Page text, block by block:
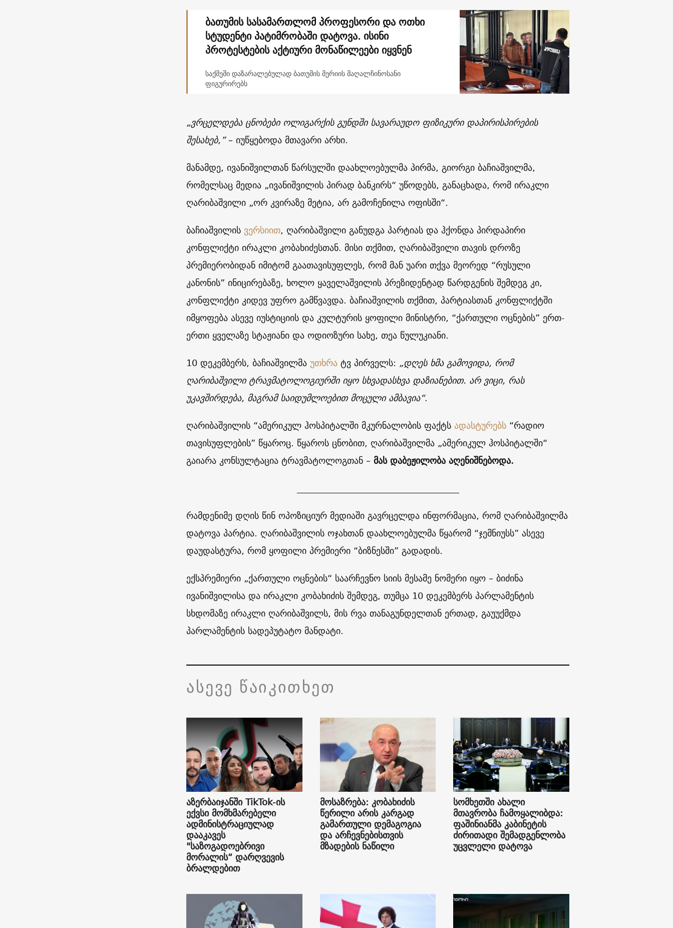
ბათუმის სასამართლომ პროფესორი და ოთხი
სტუდენტი პატიმრობაში დატოვა. ისინი
პროტესტების აქტიური მონაწილეები იყვნენ
საქმეში დაზარალებულად ბათუმის მერიის მაღალჩინოსანი
ფიგურირებს
„ვრცელდება ცნობები ოლიგარქის გუნდში სავარაუდო ფიზიკური დაპირისპირების
შესახებ,”– იუწყებოდა მთავარი არხი.
მანამდე, ივანიშვილთან წარსულში დაახლოებულმა პირმა, გიორგი ბაჩიაშვილმა,
რომელსაც მედია „ივანიშვილის პირად ბანკირს“ უწოდებს, განაცხადა, რომ ირაკლი
ღარიბაშვილი „ორ კვირაზე მეტია, არ გამოჩენილა ოფისში“.
ბაჩიაშვილის ვერსიით, ღარიბაშვილი განუდგა პარტიას და ჰქონდა პირდაპირი
კონფლიქტი ირაკლი კობახიძესთან. მისი თქმით, ღარიბაშვილი თავის დროზე
პრემიერობიდან იმიტომ გაათავისუფლეს, რომ მან უარი თქვა მეორედ “რუსული
კანონის” ინიცირებაზე, ხოლო ყაველაშვილის პრეზიდენტად წარდგენის შემდეგ კი,
კონფლიქტი კიდევ უფრო გამწვავდა. ბაჩიაშვილის თქმით, პარტიასთან კონფლიქტში
იმყოფება ასევე იუსტიციის და კულტურის ყოფილი მინისტრი, “ქართული ოცნების” ერთ-
ერთი ყველაზე სტაჟიანი და ოდიოზური სახე, თეა წულუკიანი.
10 დეკემბერს, ბაჩიაშვილმაუთხრატვ პირველს: „დღეს ხმა გამოვიდა, რომ
ღარიბაშვილი ტრავმატოლოგიურში იყო სხვადასხვა დაზიანებით. არ ვიცი, რას
უკავშირდება, მაგრამ საიდუმლოებით მოცული ამბავია“.
ღარიბაშვილის “ამერიკულ ჰოსპიტალში მკურნალობის ფაქტს ადასტურებს “რადიო
თავისუფლების” წყაროც. წყაროს ცნობით, ღარიბაშვილმა „ამერიკულ ჰოსპიტალში“
გაიარა კონსულტაცია ტრავმატოლოგთან – მას დაბეჟილობა აღენიშნებოდა.
რამდენიმე დღის წინ ოპოზიციურ მედიაში გავრცელდა ინფორმაცია, რომ ღარიბაშვილმა
დატოვა პარტია. ღარიბაშვილის ოჯახთან დაახლოებულმა წყარომ “ჯემნიუსს” ასევე
დაუდასტურა, რომ ყოფილი პრემიერი “ბიზნესში” გადადის.
ექსპრემიერი „ქართული ოცნების“ საარჩევნო სიის მესამე ნომერი იყო – ბიძინა
ივანიშვილისა და ირაკლი კობახიძის შემდეგ, თუმცა 10 დეკემბერს პარლამენტის
სხდომაზე ირაკლი ღარიბაშვილს, მის რვა თანაგუნდელთან ერთად, გაუუქმდა
პარლამენტის სადეპუტატო მანდატი.
ასევე წაიკითხეთ
აზერბაიჯანში TikTok-ის
ექვსი მომხმარებელი
ადმინისტრაციულად
დააკავეს
"საზოგადოებრივი
მორალის“ დარღვევის
ბრალდებით
მოსაზრება: კობახიძის
წერილი არის კარგად
გამართული დემაგოგია
და არჩევნებისთვის
მზადების ნაწილი
სომხეთში ახალი
მთავრობა ჩამოყალიბდა:
ფაშინიანმა კაბინეტის
ძირითადი შემადგენლობა
უცვლელი დატოვა